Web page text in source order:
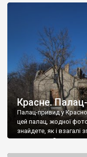
Красне.
Палац-привид у
цей палац, жодної
знайдете, як і взагалі
мешканець